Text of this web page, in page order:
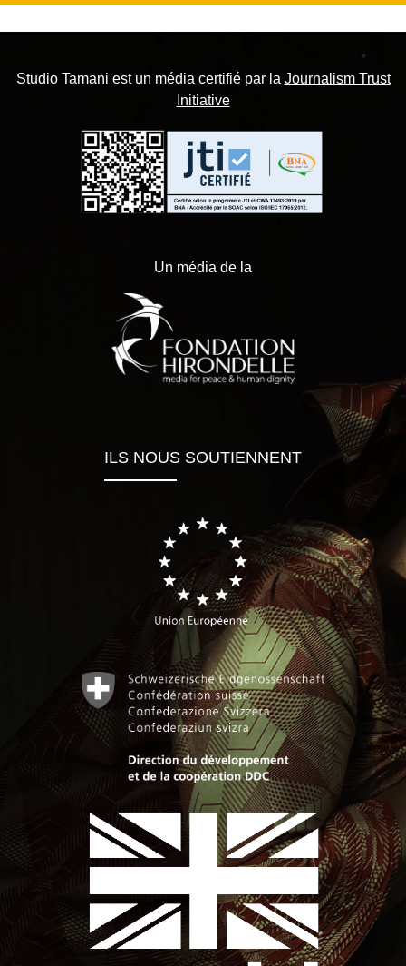
Studio Tamani est un média certifié par la Journalism Trust
Initiative
Un média de la
ILS NOUS SOUTIENNENT